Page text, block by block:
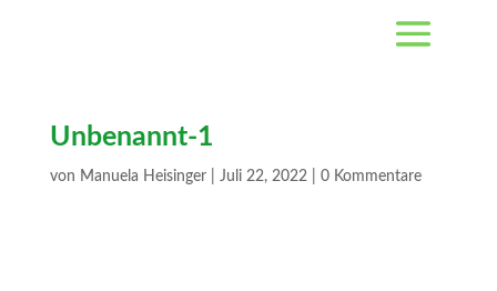
Unbenannt-1
von Manuela Heisinger| Juli 22, 2022| 0 Kommentare